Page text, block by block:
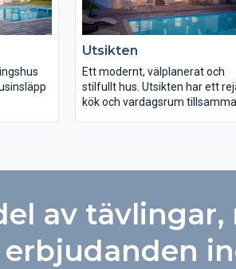
i
rena
karaktäristiskt utseende som
kännetecknar denna praktiska
och omtyckta villa.
till
Utsikten
Ett modernt, välplanerat och
stilfullt hus. Utsikten har ett
kök och vardagsrum
tvättstuga. Från den generöst
tilltagna balkongen på
kan man njuta av en fantastisk
utsikt.
av
erbjudanden